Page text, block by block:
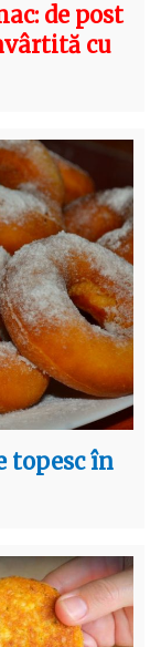
de post
cu
topesc în